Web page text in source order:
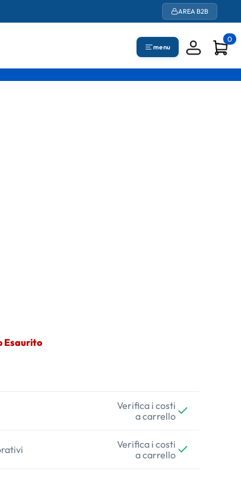
AREA B2B
menu
0
Esaurito
Verifica i costi
a carrello
Verifica i costi
a carrello